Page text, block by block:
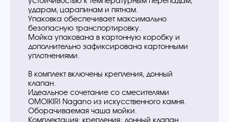
ударам, царапинам и пятнам.
Упаковка обеспечивает максимально
безопасную транспортировку.
Мойка упакована в картонную коробку и
дополнительно зафиксирована картонными
уплотнениями.
В комплект включены крепления, донный
клапан.
Идеальное сочетание со смесителями
OMOIKIRI Nagano из искусственного камня.
Оборачиваемая чаша мойки.
Комплектация: крепления; донный клапан